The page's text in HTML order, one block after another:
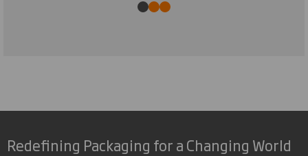
Redefining Packaging for a Changing World